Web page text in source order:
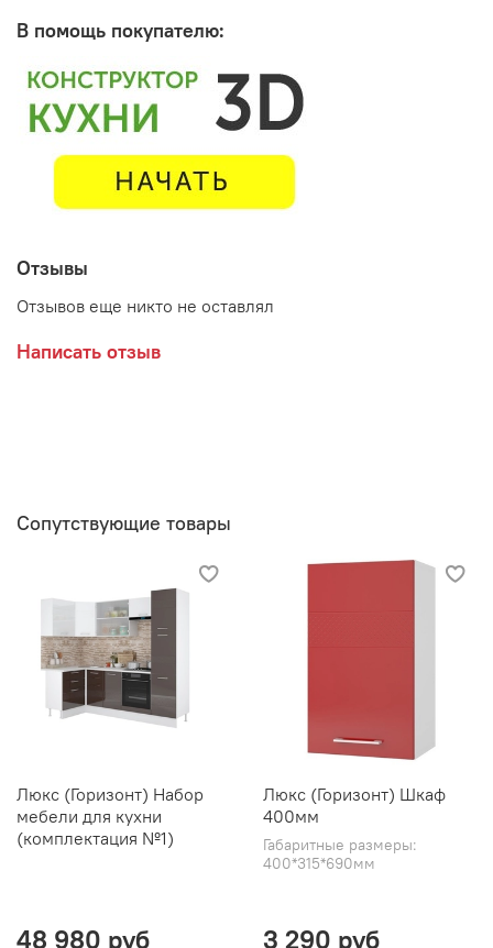
В помощь покупателю:
Отзывы
Отзывов еще никто не оставлял
Написать отзыв
Сопутствующие товары
Люкс (Горизонт) Набор
мебели для кухни
(комплектация №1)
48 980 руб
Люкс (Горизонт) Шкаф
400мм
Габаритные размеры:
400*315*690мм
3 290 руб